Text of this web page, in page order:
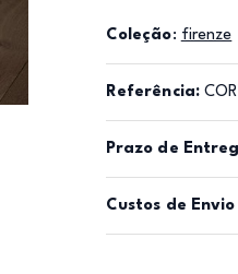
Coleção: firenze
Referência:
Prazo de
Custos de Envio